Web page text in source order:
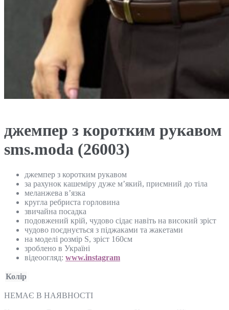
джемпер з коротким рукавом
sms.moda (26003)
джемпер з коротким рукавом
за рахунок кашеміру дуже м’який, приємний до тіла
меланжева в’язка
кругла ребриста горловина
звичайна посадка
подовжений крій, чудово сідає навіть на високий зріст
чудово поєднується з піджаками та жакетами
на моделі розмір S, зріст 160см
зроблено в Україні
відеоогляд: www.instagram
Колір
НЕМАЄ В НАЯВНОСТІ